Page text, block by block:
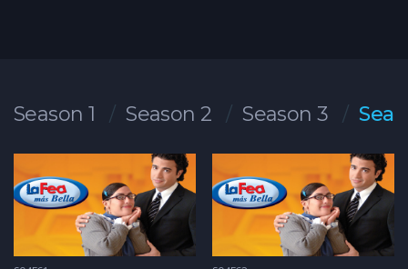
Season 1 Season 2 Season 3